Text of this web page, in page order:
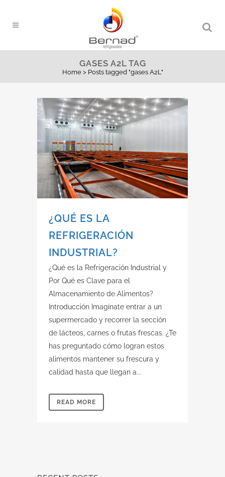
GASES A2L TAG
Home> Posts tagged "gases A2L"
¿QUÉ ES LA
REFRIGERACIÓN
INDUSTRIAL?
¿Qué es la Refrigeración Industrial y
Por Qué es Clave para el
Almacenamiento de Alimentos?
Introducción Imagínate entrar a un
supermercado y recorrer la sección
de lácteos, carnes o frutas frescas. ¿Te
has preguntado cómo logran estos
alimentos mantener su frescura y
calidad hasta que llegan a...
READ MORE